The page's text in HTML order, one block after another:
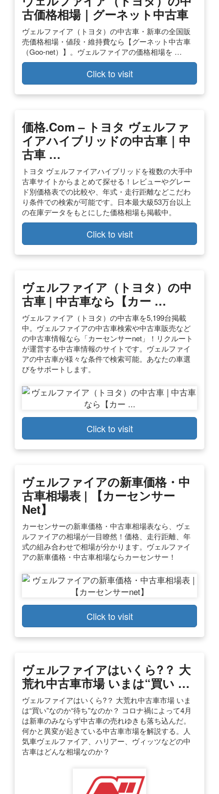
古価格相場｜グーネット中古車
ヴェルファイア（トヨタ）の中古車・新車の全国販
売価格相場・値段・維持費なら【グーネット中古車
（Goo-net）】。ヴェルファイアの価格相場を …
Click to visit
価格.com – トヨタ ヴェルファ
イアハイブリッドの中古車｜中
古車 …
トヨタ ヴェルファイアハイブリッドを複数の大手中
古車サイトからまとめて探せる！レビューやグレー
ド別価格表での比較や、年式・走行距離などこだわ
り条件での検索が可能です。日本最大級53万台以上
の在庫データをもとにした価格相場も掲載中。
Click to visit
ヴェルファイア（トヨタ）の中
古車 | 中古車なら【カー …
ヴェルファイア（トヨタ）の中古車を5,199台掲載
中。ヴェルファイアの中古車検索や中古車販売など
の中古車情報なら「カーセンサーnet」！リクルート
が運営する中古車情報のサイトです。ヴェルファイ
アの中古車が様々な条件で検索可能。あなたの車選
びをサポートします。
Click to visit
ヴェルファイアの新車価格・中
古車相場表 | 【カーセンサー
Net】
カーセンサーの新車価格・中古車相場表なら、ヴェ
ルファイアの相場が一目瞭然！価格、走行距離、年
式の組み合わせで相場が分かります。ヴェルファイ
アの新車価格・中古車相場ならカーセンサー！
Click to visit
ヴェルファイアはいくら?？ 大
荒れ中古車市場 いまは“買い …
ヴェルファイアはいくら?？ 大荒れ中古車市場 いま
は“買い”なのか“待ち”なのか？ コロナ禍によって4月
は新車のみならず中古車の売れゆきも落ち込んだ。
何かと異変が起きている中古車市場を解説する。人
気車ヴェルファイア、ハリアー、ヴィッツなどの中
古車はどんな相場なのか？